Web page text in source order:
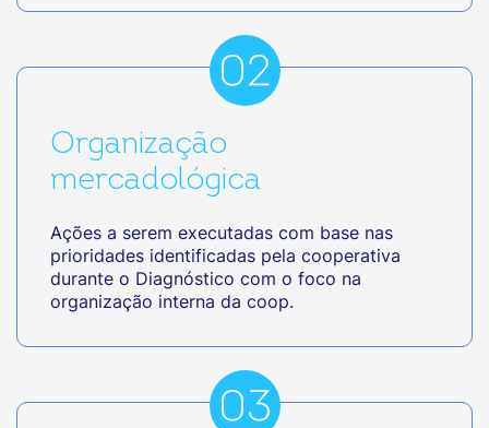
Organização
mercadológica
Ações a serem executadas com base nas
prioridades identificadas pela cooperativa
durante o Diagnóstico com o foco na
organização interna da coop.